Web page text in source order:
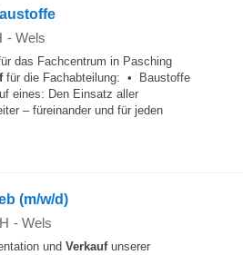
- Wels
das Fachcentrum in Pasching
für die Fachabteilung: • Baustoffe
eines: Den Einsatz aller
– füreinander und für jeden
(m/w/d)
- Wels
und Verkaufunserer